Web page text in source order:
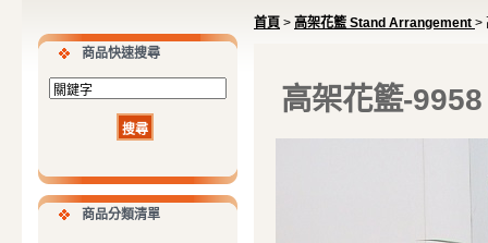
商品快速搜尋
商品分類清單
首頁 > 高架花籃 Stand Arrangement >
高架花籃-9958